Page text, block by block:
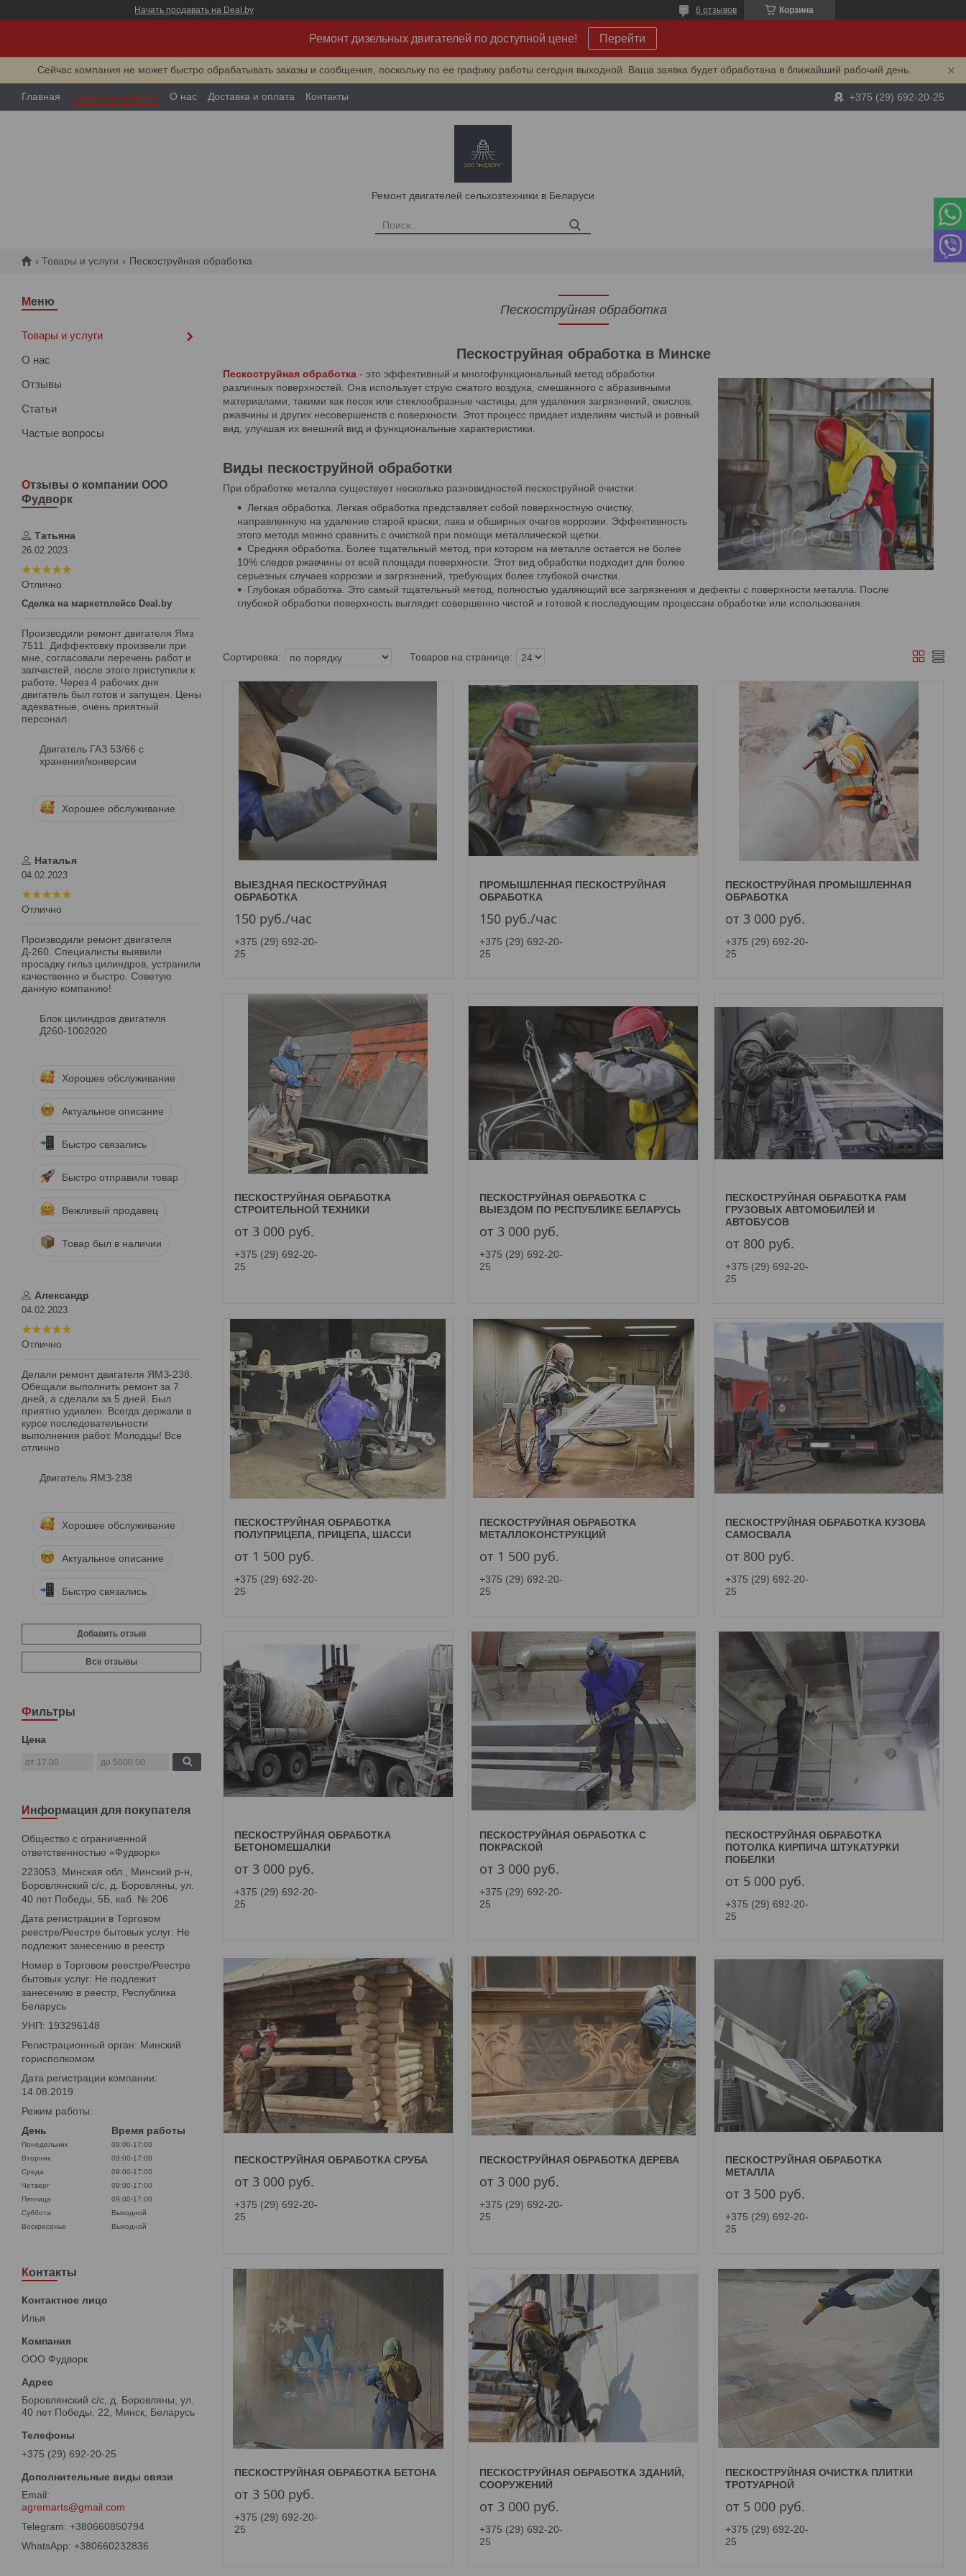
Начать продавать на Deal.by Корзина
6 отзывов
Ремонт дизельных двигателей по доступной цене! Перейти
Сейчас компания не может быстро обрабатывать заказы и сообщения, поскольку по ее графику работы сегодня выходной. Ваша заявка будет обработана в ближайший рабочий день.
Главная Товары и услуги О нас Доставка и оплата Контакты +375 (29) 692-20-25
Ремонт двигателей сельхозтехники в Беларуси
Товары и услуги Пескоструйная обработка
Товары и услуги
О нас
Отзывы
Статьи
Частые вопросы
Отзывы о компании ООО
Фудворк
Татьяна
26.02.2023
Отлично
Сделка на маркетплейсе Deal.by
Производили ремонт двигателя Ямз
7511. Диффектовку произвели при
мне, согласовали перечень работ и
запчастей, после этого приступили к
работе. Через 4 рабочих дня
двигатель был готов и запущен. Цены
адекватные, очень приятный
персонал.
Двигатель ГАЗ 53/66 с
хранения/конверсии
Хорошее обслуживание
Наталья
04.02.2023
Отлично
Производили ремонт двигателя
Д-260. Специалисты выявили
просадку гильз цилиндров, устранили
качественно и быстро. Советую
данную компанию!
Блок цилиндров двигателя
Д260-1002020
Хорошее обслуживание
Актуальное описание
Быстро связались
Быстро отправили товар
Вежливый продавец
Товар был в наличии
Александр
04.02.2023
Отлично
Делали ремонт двигателя ЯМЗ-238.
Обещали выполнить ремонт за 7
дней, а сделали за 5 дней. Был
приятно удивлен. Всегда держали в
курсе последовательности
выполнения работ. Молодцы! Все
отлично
Двигатель ЯМЗ-238
Хорошее обслуживание
Актуальное описание
Быстро связались
Добавить отзыв
Все отзывы
Фильтры
Цена
Информация для покупателя
Общество с ограниченной
ответственностью «Фудворк»
223053, Минская обл., Минский р-н,
Боровлянский с/с, д. Боровляны, ул.
40 лет Победы, 5Б, каб. № 206
Дата регистрации в Торговом
реестре/Реестре бытовых услуг: Не
подлежит занесению в реестр
Номер в Торговом реестре/Реестре
бытовых услуг: Не подлежит
занесению в реестр, Республика
Беларусь
УНП: 193296148
Регистрационный орган: Минский
горисполкомом
Дата регистрации компании:
14.08.2019
Режим работы:
День
Время работы
Понедельник
09:00-17:00
Вторник
09:00-17:00
Среда
09:00-17:00
Четверг
09:00-17:00
Пятница
09:00-17:00
Суббота
Выходной
Воскресенье
Выходной
Контакты
Илья
ООО Фудворк
Боровлянский с/с, д. Боровляны, ул.
40 лет Победы, 22, Минск, Беларусь
+375 (29) 692-20-25
agremarts@gmail.com
+380660850794
+380660232836
Пескоструйная обработка
Пескоструйная обработка в Минске
Пескоструйная обработка - это эффективный и многофункциональный метод обработки
различных поверхностей. Она использует струю сжатого воздуха, смешанного с абразивными
материалами, такими как песок или стеклообразные частицы, для удаления загрязнений, окислов,
ржавчины и других несовершенств с поверхности. Этот процесс придает изделиям чистый и ровный
вид, улучшая их внешний вид и функциональные характеристики.
Виды пескоструйной обработки
При обработке металла существует несколько разновидностей пескоструйной очистки:
Легкая обработка. Легкая обработка представляет собой поверхностную очистку,
направленную на удаление старой краски, лака и обширных очагов коррозии. Эффективность
этого метода можно сравнить с очисткой при помощи металлической щетки.
Средняя обработка. Более тщательный метод, при котором на металле остается не более
10% следов ржавчины от всей площади поверхности. Этот вид обработки подходит для более
серьезных случаев коррозии и загрязнений, требующих более глубокой очистки.
Глубокая обработка. Это самый тщательный метод, полностью удаляющий все загрязнения и дефекты с поверхности металла. После
глубокой обработки поверхность выглядит совершенно чистой и готовой к последующим процессам обработки или использования.
ВЫЕЗДНАЯ ПЕСКОСТРУЙНАЯ
ОБРАБОТКА
150 руб./час
+375 (29) 692-20-
25
ПРОМЫШЛЕННАЯ ПЕСКОСТРУЙНАЯ
ОБРАБОТКА
150 руб./час
+375 (29) 692-20-
25
ПЕСКОСТРУЙНАЯ ПРОМЫШЛЕННАЯ
ОБРАБОТКА
от 3 000 руб.
+375 (29) 692-20-
25
ПЕСКОСТРУЙНАЯ ОБРАБОТКА
СТРОИТЕЛЬНОЙ ТЕХНИКИ
от 3 000 руб.
+375 (29) 692-20-
25
ПЕСКОСТРУЙНАЯ ОБРАБОТКА С
ВЫЕЗДОМ ПО РЕСПУБЛИКЕ БЕЛАРУСЬ
от 3 000 руб.
+375 (29) 692-20-
25
ПЕСКОСТРУЙНАЯ ОБРАБОТКА РАМ
ГРУЗОВЫХ АВТОМОБИЛЕЙ И
АВТОБУСОВ
от 800 руб.
+375 (29) 692-20-
25
ПЕСКОСТРУЙНАЯ ОБРАБОТКА
ПОЛУПРИЦЕПА, ПРИЦЕПА, ШАССИ
от 1 500 руб.
+375 (29) 692-20-
25
ПЕСКОСТРУЙНАЯ ОБРАБОТКА
МЕТАЛЛОКОНСТРУКЦИЙ
от 1 500 руб.
+375 (29) 692-20-
25
ПЕСКОСТРУЙНАЯ ОБРАБОТКА КУЗОВА
САМОСВАЛА
от 800 руб.
+375 (29) 692-20-
25
ПЕСКОСТРУЙНАЯ ОБРАБОТКА
БЕТОНОМЕШАЛКИ
от 3 000 руб.
+375 (29) 692-20-
25
ПЕСКОСТРУЙНАЯ ОБРАБОТКА С
ПОКРАСКОЙ
от 3 000 руб.
+375 (29) 692-20-
25
ПЕСКОСТРУЙНАЯ ОБРАБОТКА
ПОТОЛКА КИРПИЧА ШТУКАТУРКИ
ПОБЕЛКИ
от 5 000 руб.
+375 (29) 692-20-
25
ПЕСКОСТРУЙНАЯ ОБРАБОТКА СРУБА
от 3 000 руб.
+375 (29) 692-20-
25
ПЕСКОСТРУЙНАЯ ОБРАБОТКА ДЕРЕВА
от 3 000 руб.
+375 (29) 692-20-
25
ПЕСКОСТРУЙНАЯ ОБРАБОТКА
МЕТАЛЛА
от 3 500 руб.
+375 (29) 692-20-
25
ПЕСКОСТРУЙНАЯ ОБРАБОТКА БЕТОНА
от 3 500 руб.
+375 (29) 692-20-
25
ПЕСКОСТРУЙНАЯ ОБРАБОТКА ЗДАНИЙ,
СООРУЖЕНИЙ
от 3 000 руб.
+375 (29) 692-20-
25
ПЕСКОСТРУЙНАЯ ОЧИСТКА ПЛИТКИ
ТРОТУАРНОЙ
от 5 000 руб.
+375 (29) 692-20-
25